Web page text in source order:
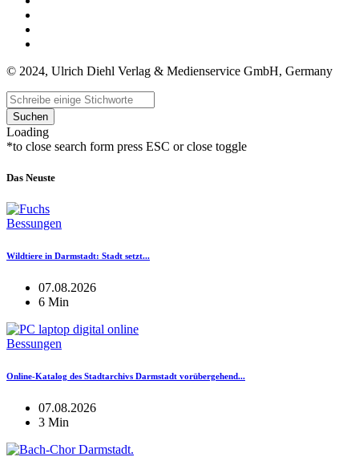
© 2024, Ulrich Diehl Verlag & Medienservice GmbH, Germany
Suchen
Loading
*to close search form press ESC or close toggle
Das Neuste
Bessungen
Wildtiere in Darmstadt: Stadt setzt...
07.08.2026
6 Min
Bessungen
Online-Katalog des Stadtarchivs Darmstadt vorübergehend...
07.08.2026
3 Min